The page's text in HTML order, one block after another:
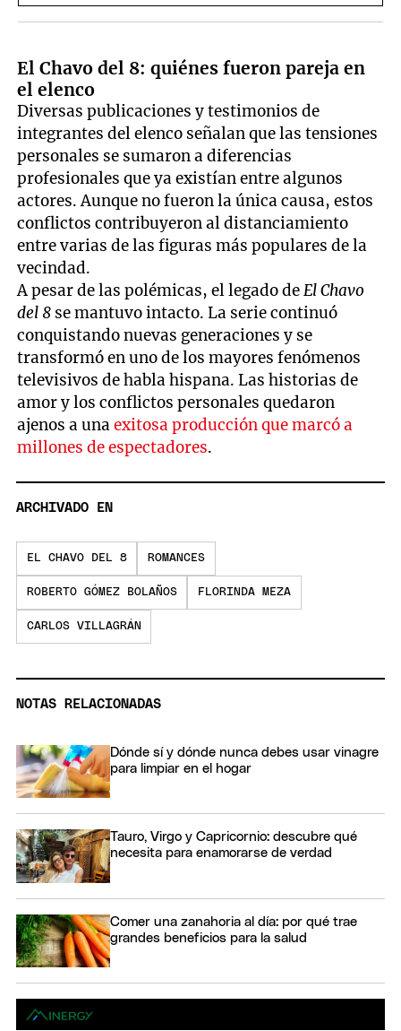
El Chavo del 8: quiénes fueron pareja en
el elenco
Diversas publicaciones y testimonios de
integrantes del elenco señalan que las tensiones
personales se sumaron a diferencias
profesionales que ya existían entre algunos
actores. Aunque no fueron la única causa, estos
conflictos contribuyeron al distanciamiento
entre varias de las figuras más populares de la
vecindad.
A pesar de las polémicas, el legado deEl Chavo
del 8 se mantuvo intacto. La serie continuó
conquistando nuevas generaciones y se
transformó en uno de los mayores fenómenos
televisivos de habla hispana. Las historias de
amor y los conflictos personales quedaron
ajenos a unaexitosa producción que marcó a
millones de espectadores.
ARCHIVADO EN
EL CHAVO DEL 8 ROMANCES
ROBERTO GÓMEZ BOLAÑOS FLORINDA MEZA
CARLOS VILLAGRÁN
NOTAS RELACIONADAS
Dónde sí y dónde nunca debes usar vinagre
para limpiar en el hogar
Tauro, Virgo y Capricornio: descubre qué
necesita para enamorarse de verdad
Comer una zanahoria al día: por qué trae
grandes beneficios para la salud